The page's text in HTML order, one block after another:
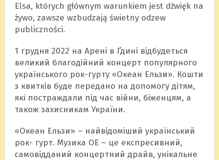
Elsa, których głównym warunkiem jest dźwięk na
żywo, zawsze wzbudzają świetny odzew
publiczności.
1 грудня 2022 на Арені в Ґдині відбудеться
великий благодійний концерт популярного
українського рок-гурту «Океан Ельзи». Кошти
з квитків буде передано на допомогу дітям,
які постраждали під час війни, біженцям, а
також захисникам України.
«Океан Ельзи» – найвідоміший український
рок- гурт. Музика ОЕ – це експресивний,
самовідданий концертний драйв, унікальне